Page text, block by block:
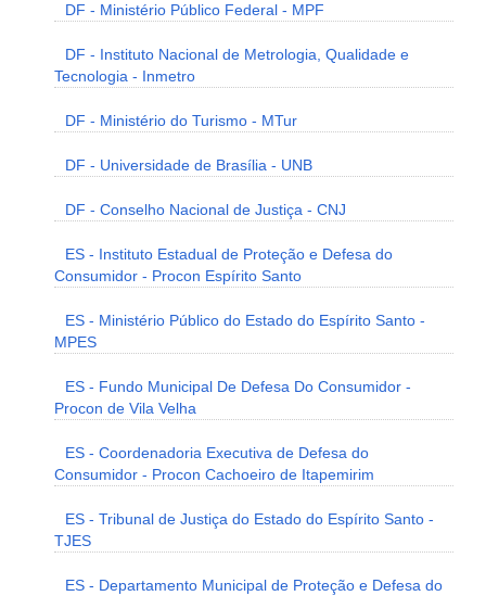
DF - Ministério Público Federal - MPF
DF - Instituto Nacional de Metrologia, Qualidade e
Tecnologia - Inmetro
DF - Ministério do Turismo - MTur
DF - Universidade de Brasília - UNB
DF - Conselho Nacional de Justiça - CNJ
ES - Instituto Estadual de Proteção e Defesa do
Consumidor - Procon Espírito Santo
ES - Ministério Público do Estado do Espírito Santo -
MPES
ES - Fundo Municipal De Defesa Do Consumidor -
Procon de Vila Velha
ES - Coordenadoria Executiva de Defesa do
Consumidor - Procon Cachoeiro de Itapemirim
ES - Tribunal de Justiça do Estado do Espírito Santo -
TJES
ES - Departamento Municipal de Proteção e Defesa do